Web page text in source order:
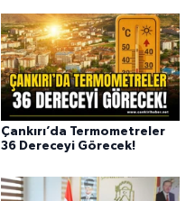
Çankırı’da Termometreler
36 Dereceyi Görecek!